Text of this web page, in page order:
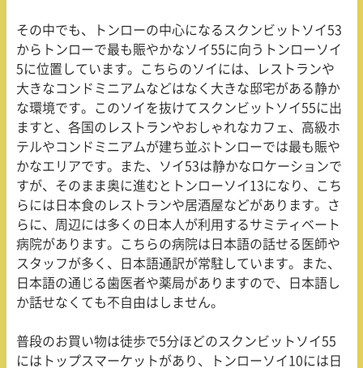
その中でも、トンローの中心になるスクンビットソイ53
からトンローで最も賑やかなソイ55に向うトンローソイ
5に位置しています。こちらのソイには、レストランや
大きなコンドミニアムなどはなく大きな邸宅がある静か
な環境です。このソイを抜けてスクンビットソイ55に出
ますと、各国のレストランやおしゃれなカフェ、高級ホ
テルやコンドミニアムが建ち並ぶトンローでは最も賑や
かなエリアです。また、ソイ53は静かなロケーションで
すが、そのまま奥に進むとトンローソイ 13になり、こち
らには日本食のレストランや居酒屋などがあります。さ
らに、周辺には多くの日本人が利用するサミティベート
病院があります。こちらの病院は日本語の話せる医師や
スタッフが多く、日本語通訳が常駐しています。また、
日本語の通じる歯医者や薬局がありますので、日本語し
か話せなくても不自由はしません。
普段のお買い物は徒歩で5分ほどのスクンビットソイ55
にはトップスマーケットがあり、トンローソイ 10には日